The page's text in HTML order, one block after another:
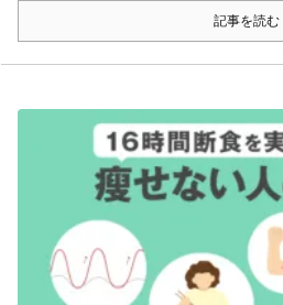
記事を読む